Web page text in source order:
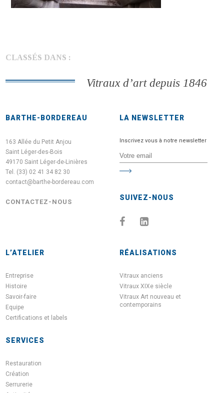
CLASSÉS DANS :
Vitraux d’art depuis 1846
BARTHE-BORDEREAU
163 Allée du Petit Anjou
Saint Léger-des-Bois
49170 Saint Léger-de-Linières
Tel. (33) 02 41 34 82 30
contact@barthe-bordereau.com
CONTACTEZ-NOUS
LA NEWSLETTER
Inscrivez vous à notre newsletter
SUIVEZ-NOUS
L’ATELIER
Entreprise
Histoire
Savoir-faire
Equipe
Certifications et labels
SERVICES
Restauration
Création
Serrurerie
RÉALISATIONS
Vitraux anciens
Vitraux XIXe siècle
Vitraux Art nouveau et
contemporains